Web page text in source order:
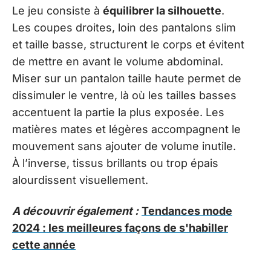
Le jeu consiste à équilibrer la silhouette.
Les coupes droites, loin des pantalons slim
et taille basse, structurent le corps et évitent
de mettre en avant le volume abdominal.
Miser sur un pantalon taille haute permet de
dissimuler le ventre, là où les tailles basses
accentuent la partie la plus exposée. Les
matières mates et légères accompagnent le
mouvement sans ajouter de volume inutile.
À l’inverse, tissus brillants ou trop épais
alourdissent visuellement.
A découvrir également : Tendances mode
2024 : les meilleures façons de s'habiller
cette année